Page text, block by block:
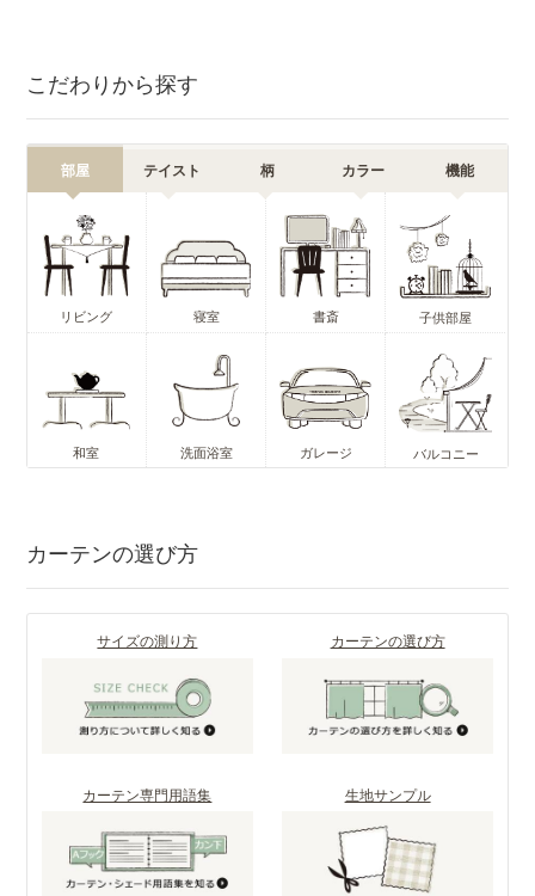
こだわりから探す
部屋 テイスト 柄 カラー 機能
リビング 寝室 書斎 子供部屋
和室 洗面浴室 ガレージ バルコニー
カーテンの選び方
サイズの測り方 カーテンの選び方
カーテン専門用語集 生地サンプル